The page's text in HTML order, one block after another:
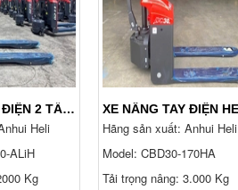
XE NÂNG TAY ĐIỆN 2 TẤN CBD20-ALIH HIỆU HELI, DẮT LÁI
Heli
ALiH
Kg
Hãng sản xuất: Anhui Heli
Model: CBD30-170HA
Tải trọng nâng: 3.000 Kg